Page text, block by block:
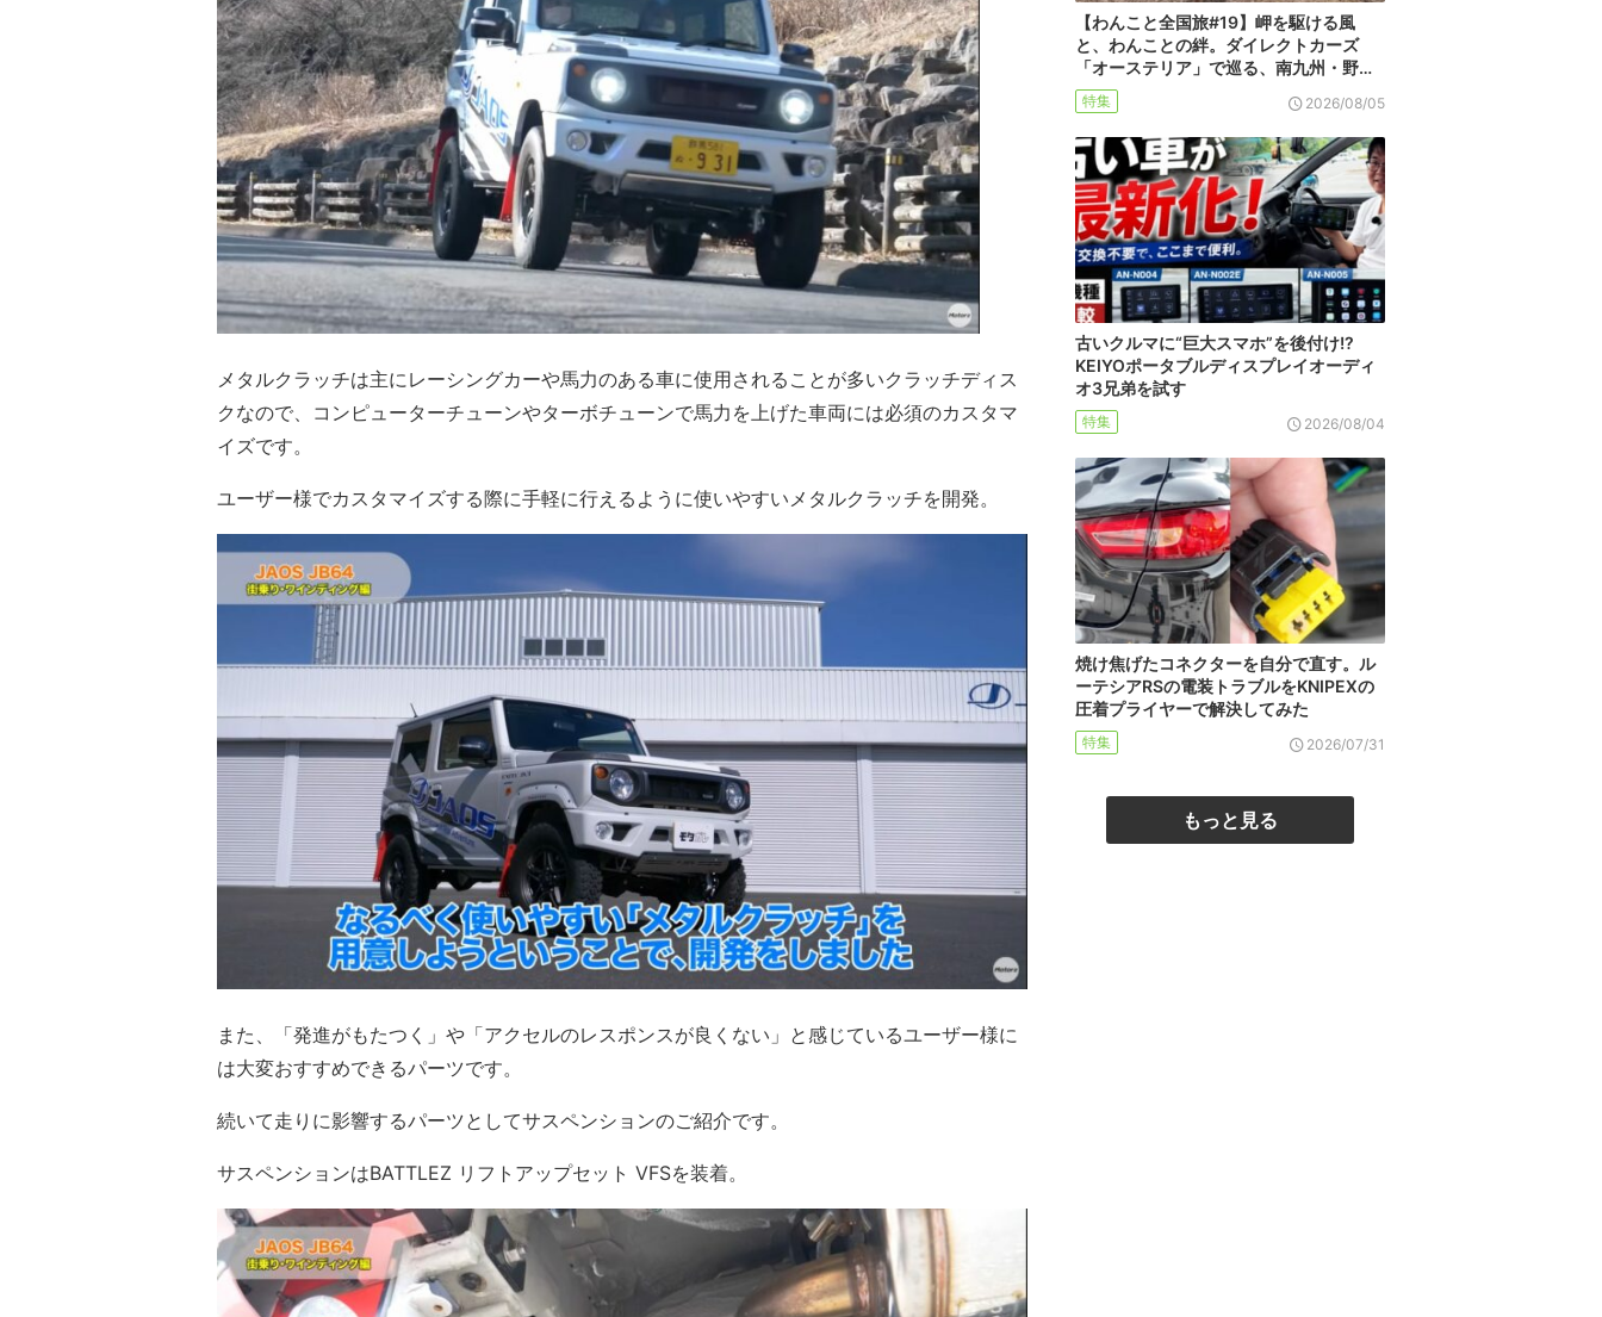
メタルクラッチは主にレーシングカーや馬力のある車に使用されることが多いクラッチディス
クなので、コンピューターチューンやターボチューンで馬力を上げた車両には必須のカスタマ
イズです。
ユーザー様でカスタマイズする際に手軽に行えるように使いやすいメタルクラッチを開発。
また、「発進がもたつく」や「アクセルのレスポンスが良くない」と感じているユーザー様に
は大変おすすめできるパーツです。
続いて走りに影響するパーツとしてサスペンションのご紹介です。
サスペンションはBATTLEZ リフトアップセット VFSを装着。
【わんこと全国旅#19】岬を駆ける風
と、わんことの絆。ダイレクトカーズ
「オーステリア」で巡る、南九州・野…
特集 2026/08/05
古いクルマに“巨大スマホ”を後付け!?
KEIYOポータブルディスプレイオーディ
オ3兄弟を試す
特集 2026/08/04
焼け焦げたコネクターを自分で直す。ル
ーテシアRSの電装トラブルをKNIPEXの
圧着プライヤーで解決してみた
特集 2026/07/31
もっと見る